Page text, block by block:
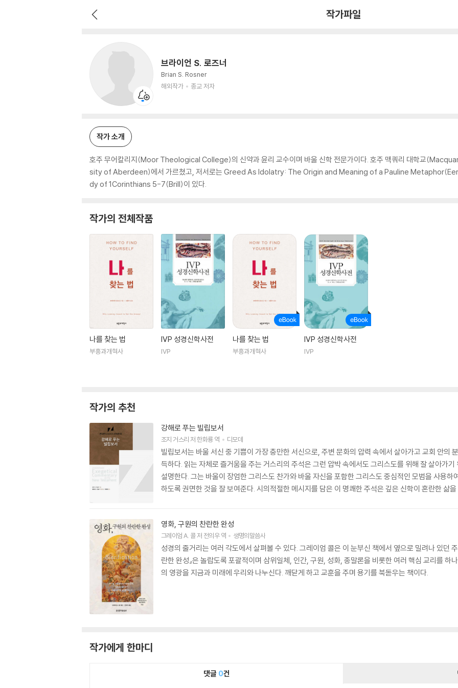
작가파일
브라이언 S. 로즈너
Brian S. Rosner
해외작가
종교 저자
작가 소개
호주 무어칼리지(Moor Theological College)의 신약과 윤리 교수이며 바울 신학 전문가이다. 호주 맥쿼리 대학교
sity of Aberdeen)에서 가르쳤고, 저서로는 Greed As Idolatry: The Origin and Meaning of a Pauline
dy of 1Corinthians 5-7(Brill)이 있다.
작가의 전체작품
나를 찾는 법
부흥과개혁사
IVP 성경신학사전
IVP
나를 찾는 법
부흥과개혁사
IVP 성경신학사전
IVP
작가의 추천
강해로 푸는 빌립보서
조지 거스리저한화룡역 디모데
빌립보서는 바울 서신 중 기쁨이 가장 충만한 서신으로, 주변 문화의 압력 속에서 살아가고 교회 안의
득하다. 읽는 자체로 즐거움을 주는 거스리의 주석은 그런 압박 속에서도 그리스도를 위해 잘 살아가
설명한다. 그는 바울이 장엄한 그리스도 찬가와 바울 자신을 포함한 그리스도 중심적인 모범을 사용
하도록 권면한 것을 잘 보여준다. 시의적절한 메시지를 담은 이 명쾌한 주석은 깊은 신학이 혼란한 삶
영화, 구원의 찬란한 완성
그레이엄 A. 콜저 전의우역 생명의말씀사
성경의 줄거리는 여러 각도에서 살펴볼 수 있다. 그레이엄 콜은 이 눈부신 책에서 옆으로 밀려나 있던
란한 완성』은 놀랍도록 포괄적이며 삼위일체, 인간, 구원, 성화, 종말론을 비롯한 여러 핵심 교리를 하
의 영광을 지금과 미래에 우리와 나누신다. 깨닫게 하고 교훈을 주며 용기를 북돋우는 책이다.
작가에게 한마디
댓글 0건